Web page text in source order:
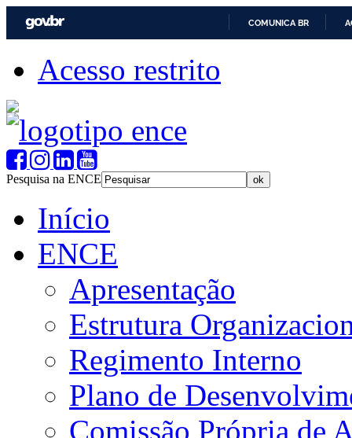
COMUNICA BR
Acesso restrito
Pesquisa na ENCE
Início
ENCE
Apresentação
Estrutura
Regimento Interno
Plano de
Comissão Própria de